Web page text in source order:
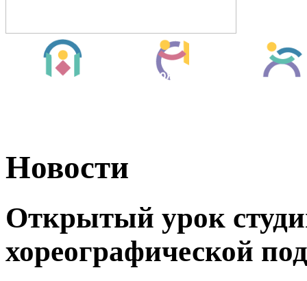
Новости
Открытый урок
хореографической